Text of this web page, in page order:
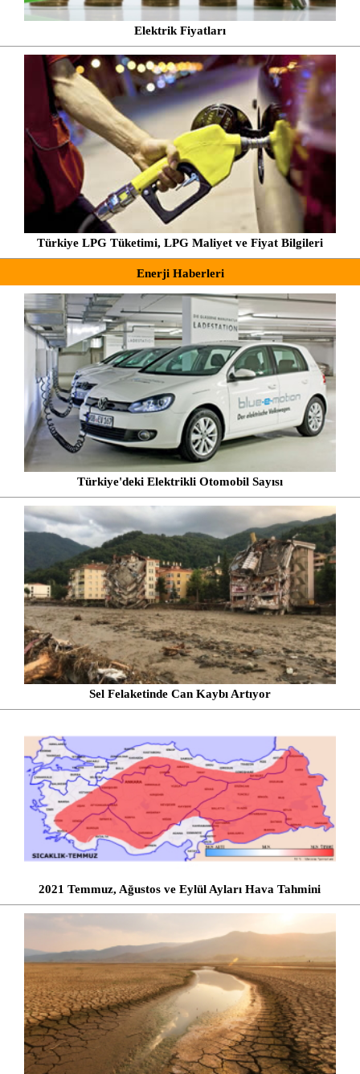
Elektrik Fiyatları
Türkiye LPG Tüketimi, LPG Maliyet ve Fiyat Bilgileri
Enerji Haberleri
Türkiye'deki Elektrikli Otomobil Sayısı
Sel Felaketinde Can Kaybı Artıyor
2021 Temmuz, Ağustos ve Eylül Ayları Hava Tahmini